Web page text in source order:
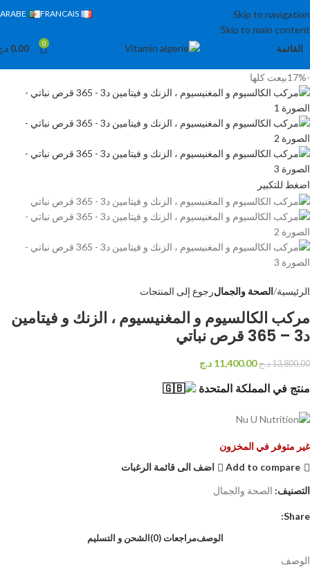
Skip to navigation
Skip to main content
FRANCAIS
ARABE
القائمة 0
0.00
-17% بيعت كلها
اضغط للتكبير
الرئيسية الصحة والجمالرجوع إلى المنتجات
مركب الكالسيوم و المغنيسيوم ، الزنك و فيتامين
د3 – 365 قرص نباتي
13,800.00د.ج 11,400.00 د.ج
منتج في المملكة المتحدة
غير متوفر في المخزون
Add to compare
اضف الى قائمة الرغبات
التصنيف: الصحة والجمال
Share:
الوصفمراجعات (0) الشحن و التسليم
الوصف